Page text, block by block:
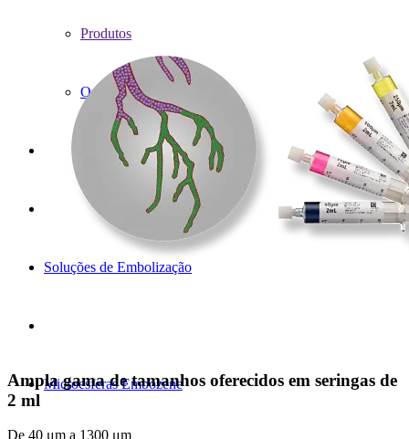
Produtos
Oncologia de intervenção
Soluções de Embolização
Microesferas Embozene
Ampla gama de tamanhos oferecidos em seringas de
2 ml
De 40 μm a 1300 μm